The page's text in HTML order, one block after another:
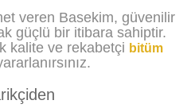
veren Basekim, güvenilir
güçlü bir itibara sahiptir.
kalite ve rekabetçi bitüm